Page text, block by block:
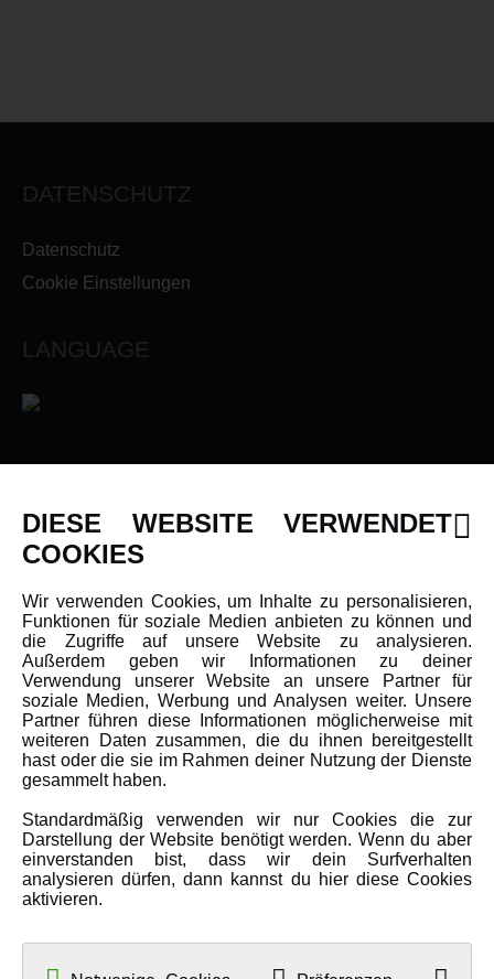
DATENSCHUTZ
Datenschutz
Cookie Einstellungen
LANGUAGE
Newsletter
Karriere
Amewi Kataloge
MEHR VON AMEWI
AMXRacing - Qualitäts RC-Zubehör
Malinos - Die kreative Seite von Amewi
Werden Sie Amewi Händler
Amewi B2B-Shop
DIESE WEBSITE VERWENDET
COOKIES
Wir verwenden Cookies, um Inhalte zu personalisieren,
Funktionen für soziale Medien anbieten zu können und
die Zugriffe auf unsere Website zu analysieren.
Außerdem geben wir Informationen zu deiner
Verwendung unserer Website an unsere Partner für
soziale Medien, Werbung und Analysen weiter. Unsere
Partner führen diese Informationen möglicherweise mit
weiteren Daten zusammen, die du ihnen bereitgestellt
hast oder die sie im Rahmen deiner Nutzung der Dienste
gesammelt haben.
Standardmäßig verwenden wir nur Cookies die zur
Darstellung der Website benötigt werden. Wenn du aber
einverstanden bist, dass wir dein Surfverhalten
analysieren dürfen, dann kannst du hier diese Cookies
aktivieren.